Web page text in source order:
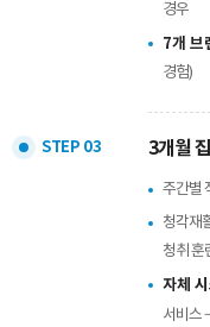
경우
7개 브
경험)
STEP 03 3개월
주간별
청각재
청취 훈
자체
서비스